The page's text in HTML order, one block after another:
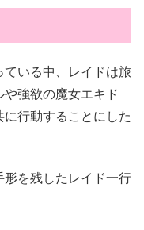
いる中、レイドは旅
強欲の魔女エキド
行動することにした
を残したレイド一行